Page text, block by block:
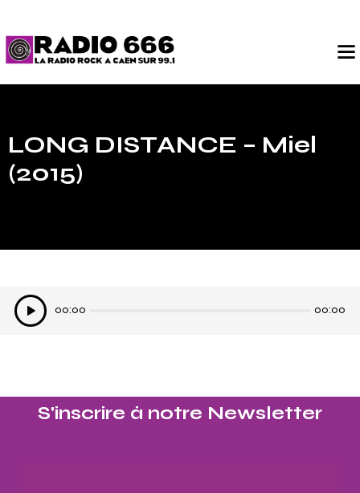
LONG DISTANCE – Miel
(2015)
Lecteur
audio
00:00 00:00
S'inscrire à notre Newsletter​